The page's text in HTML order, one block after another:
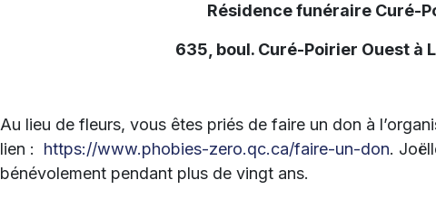
Résidence funéraire Curé-
635, boul. Curé-Poirier Ouest à
Au lieu de fleurs, vous êtes priés de faire un don à
lien : https://www.phobies-zero.qc.ca/faire-un-don.
bénévolement pendant plus de vingt ans.